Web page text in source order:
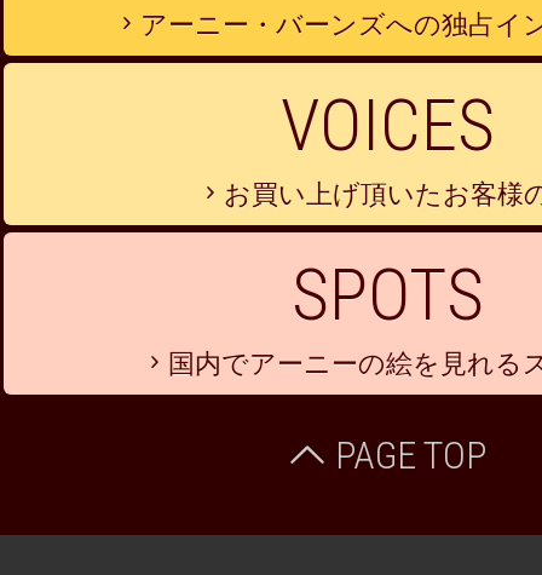
アーニー・バーンズへの独占イ
VOICES
お買い上げ頂いたお客様
SPOTS
国内でアーニーの絵を見れる
PAGE TOP